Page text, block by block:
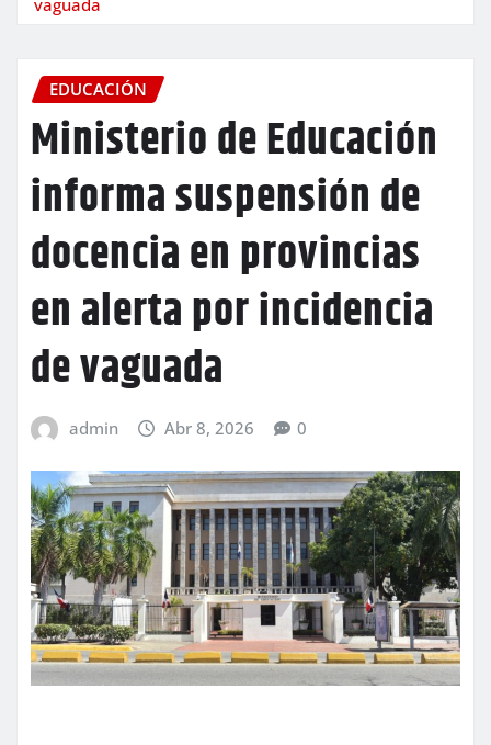
EDUCACIÓN
Ministerio de Educación
informa suspensión de
docencia en provincias
en alerta por incidencia
de vaguada
admin Abr 8, 2026 0